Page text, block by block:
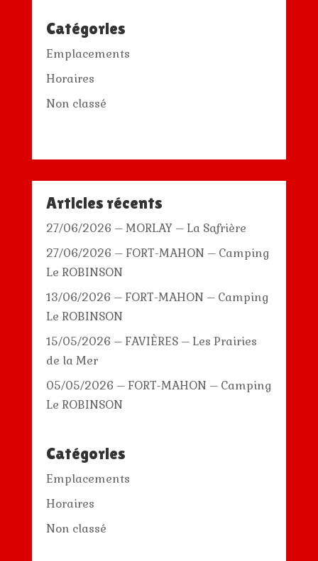
Catégories
Emplacements
Horaires
Non classé
Articles récents
27/06/2026 – MORLAY – La Safrière
27/06/2026 – FORT-MAHON – Camping
Le ROBINSON
13/06/2026 – FORT-MAHON – Camping
Le ROBINSON
15/05/2026 – FAVIÈRES – Les Prairies
de la Mer
05/05/2026 – FORT-MAHON – Camping
Le ROBINSON
Catégories
Emplacements
Horaires
Non classé